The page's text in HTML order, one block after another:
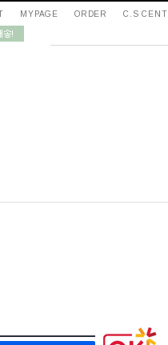
MYPAGE ORDER C.S